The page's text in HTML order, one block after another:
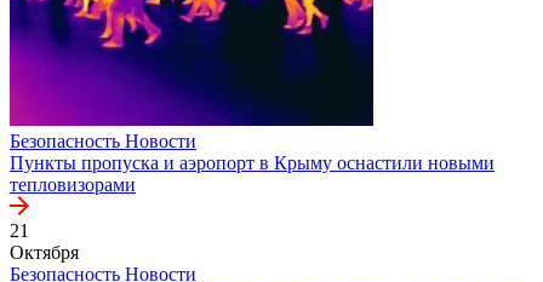
Безопасность Новости
Пункты пропуска и аэропорт в Крыму оснастили новыми
тепловизорами
21
Октября
Безопасность Новости